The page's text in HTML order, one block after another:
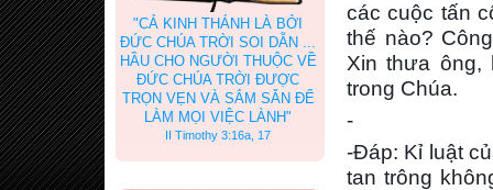
"CẢ KINH THÁNH LÀ BỞI
ĐỨC CHÚA TRỜI SOI DẪN ...
HẦU CHO NGƯỜI THUỘC VỀ
ĐỨC CHÚA TRỜI ĐƯỢC
TRỌN VẸN VÀ SẮM SẴN ĐỂ
LÀM MỌI VIỆC LÀNH"
II Timothy 3:16a, 17
các cuộc tấn
thế nào?
Xin thưa ông,
trong Chúa.
-
-Đáp: Kỉ luật
tan trông